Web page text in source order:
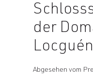
der
Abgesehen vom